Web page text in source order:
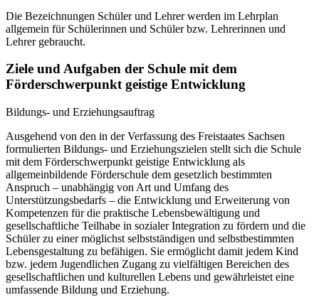
Die Bezeichnungen Schüler und Lehrer werden im Lehrplan
allgemein für Schülerinnen und Schüler bzw. Lehrerinnen und
Lehrer gebraucht.
Ziele und Aufgaben der Schule mit dem
Förderschwerpunkt geistige Entwicklung
Bildungs- und Erziehungsauftrag
Ausgehend von den in der Verfassung des Freistaates Sachsen
formulierten Bildungs- und Erziehungszielen stellt sich die Schule
mit dem Förderschwerpunkt geistige Entwicklung als
allgemeinbildende Förderschule dem gesetzlich bestimmten
Anspruch – unabhängig von Art und Umfang des
Unterstützungsbedarfs – die Entwicklung und Erweiterung von
Kompetenzen für die praktische Lebensbewältigung und
gesellschaftliche Teilhabe in sozialer Integration zu fördern und die
Schüler zu einer möglichst selbstständigen und selbstbestimmten
Lebensgestaltung zu befähigen. Sie ermöglicht damit jedem Kind
bzw. jedem Jugendlichen Zugang zu vielfältigen Bereichen des
gesellschaftlichen und kulturellen Lebens und gewährleistet eine
umfassende Bildung und Erziehung.